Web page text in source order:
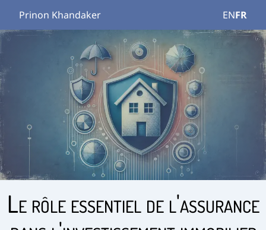
Prinon Khandaker ENFR
Le rôle essentiel de l'assurance